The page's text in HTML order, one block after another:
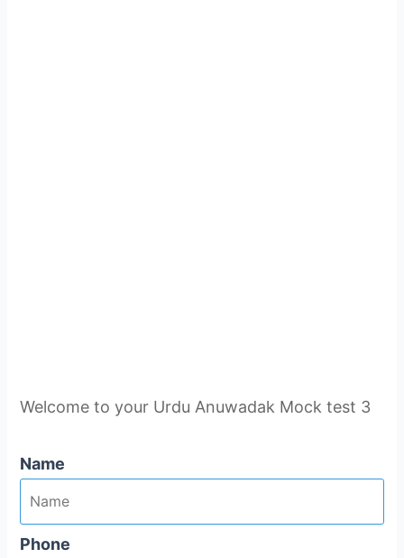
Welcome to your Urdu Anuwadak Mock test 3
Name
Phone